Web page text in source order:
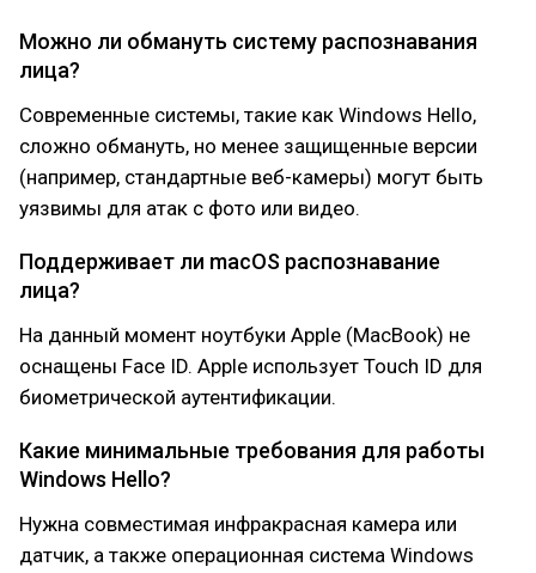
Можно ли обмануть систему распознавания
лица?
Современные системы, такие как Windows Hello,
сложно обмануть, но менее защищенные версии
(например, стандартные веб-камеры) могут быть
уязвимы для атак с фото или видео.
Поддерживает ли macOS распознавание
лица?
На данный момент ноутбуки Apple (MacBook) не
оснащены Face ID. Apple использует Touch ID для
биометрической аутентификации.
Какие минимальные требования для работы
Windows Hello?
Нужна совместимая инфракрасная камера или
датчик, а также операционная система Windows